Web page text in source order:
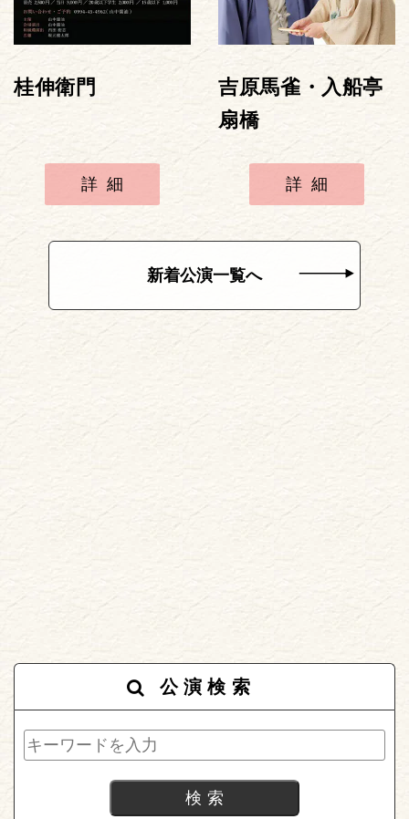
桂伸衛門
詳細
吉原馬雀・入船亭
扇橋
詳細
新着公演一覧へ
公演検索